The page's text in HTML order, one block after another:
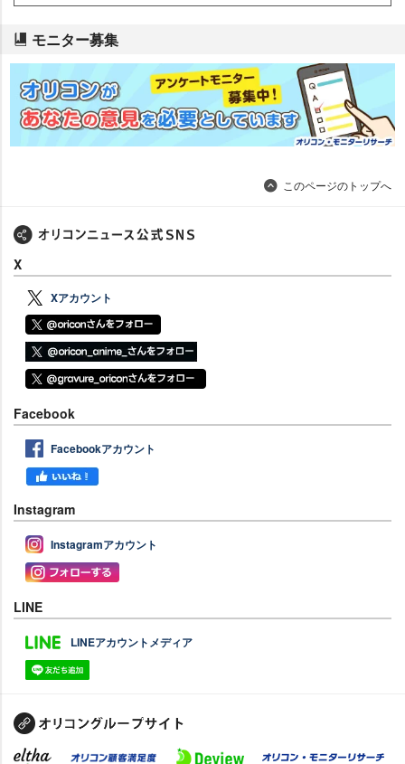
モニター募集
このページのトップへ
X
Xアカウント
Facebook
Facebookアカウント
Instagram
Instagramアカウント
LINE
LINEアカウントメディア